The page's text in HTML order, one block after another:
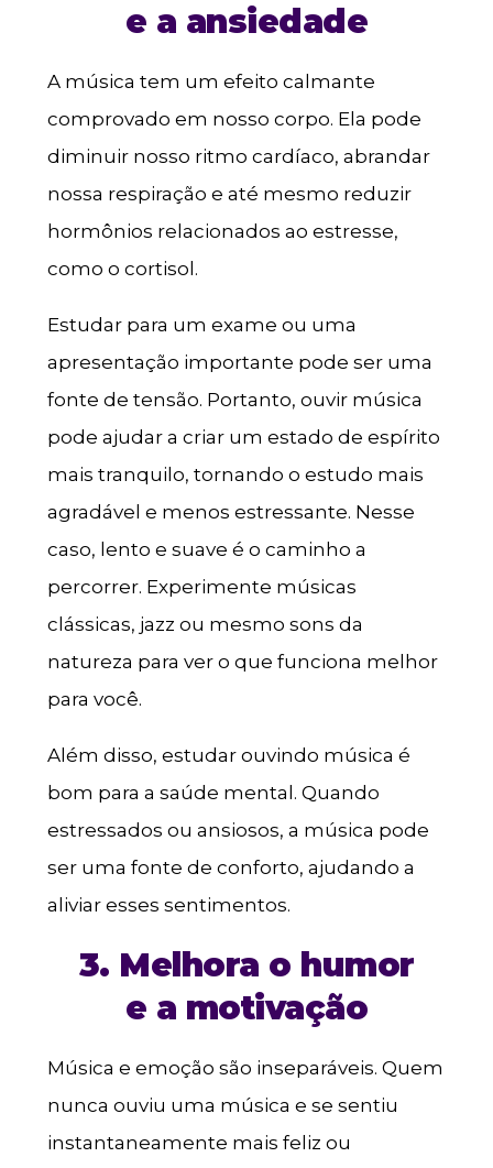
e a ansiedade
A música tem um efeito calmante
comprovado em nosso corpo. Ela pode
diminuir nosso ritmo cardíaco, abrandar
nossa respiração e até mesmo reduzir
hormônios relacionados ao estresse,
como o cortisol.
Estudar para um exame ou uma
apresentação importante pode ser uma
fonte de tensão. Portanto, ouvir música
pode ajudar a criar um estado de espírito
mais tranquilo, tornando o estudo mais
agradável e menos estressante. Nesse
caso, lento e suave é o caminho a
percorrer. Experimente músicas
clássicas, jazz ou mesmo sons da
natureza para ver o que funciona melhor
para você.
Além disso, estudar ouvindo música é
bom para a saúde mental. Quando
estressados ou ansiosos, a música pode
ser uma fonte de conforto, ajudando a
aliviar esses sentimentos.
3. Melhora o humor
e a motivação
Música e emoção são inseparáveis. Quem
nunca ouviu uma música e se sentiu
instantaneamente mais feliz ou